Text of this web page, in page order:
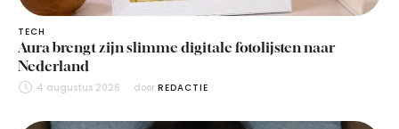
TECH
Aura brengt zijn slimme digitale fotolijsten naar
Nederland
4 augustus 2026 door REDACTIE